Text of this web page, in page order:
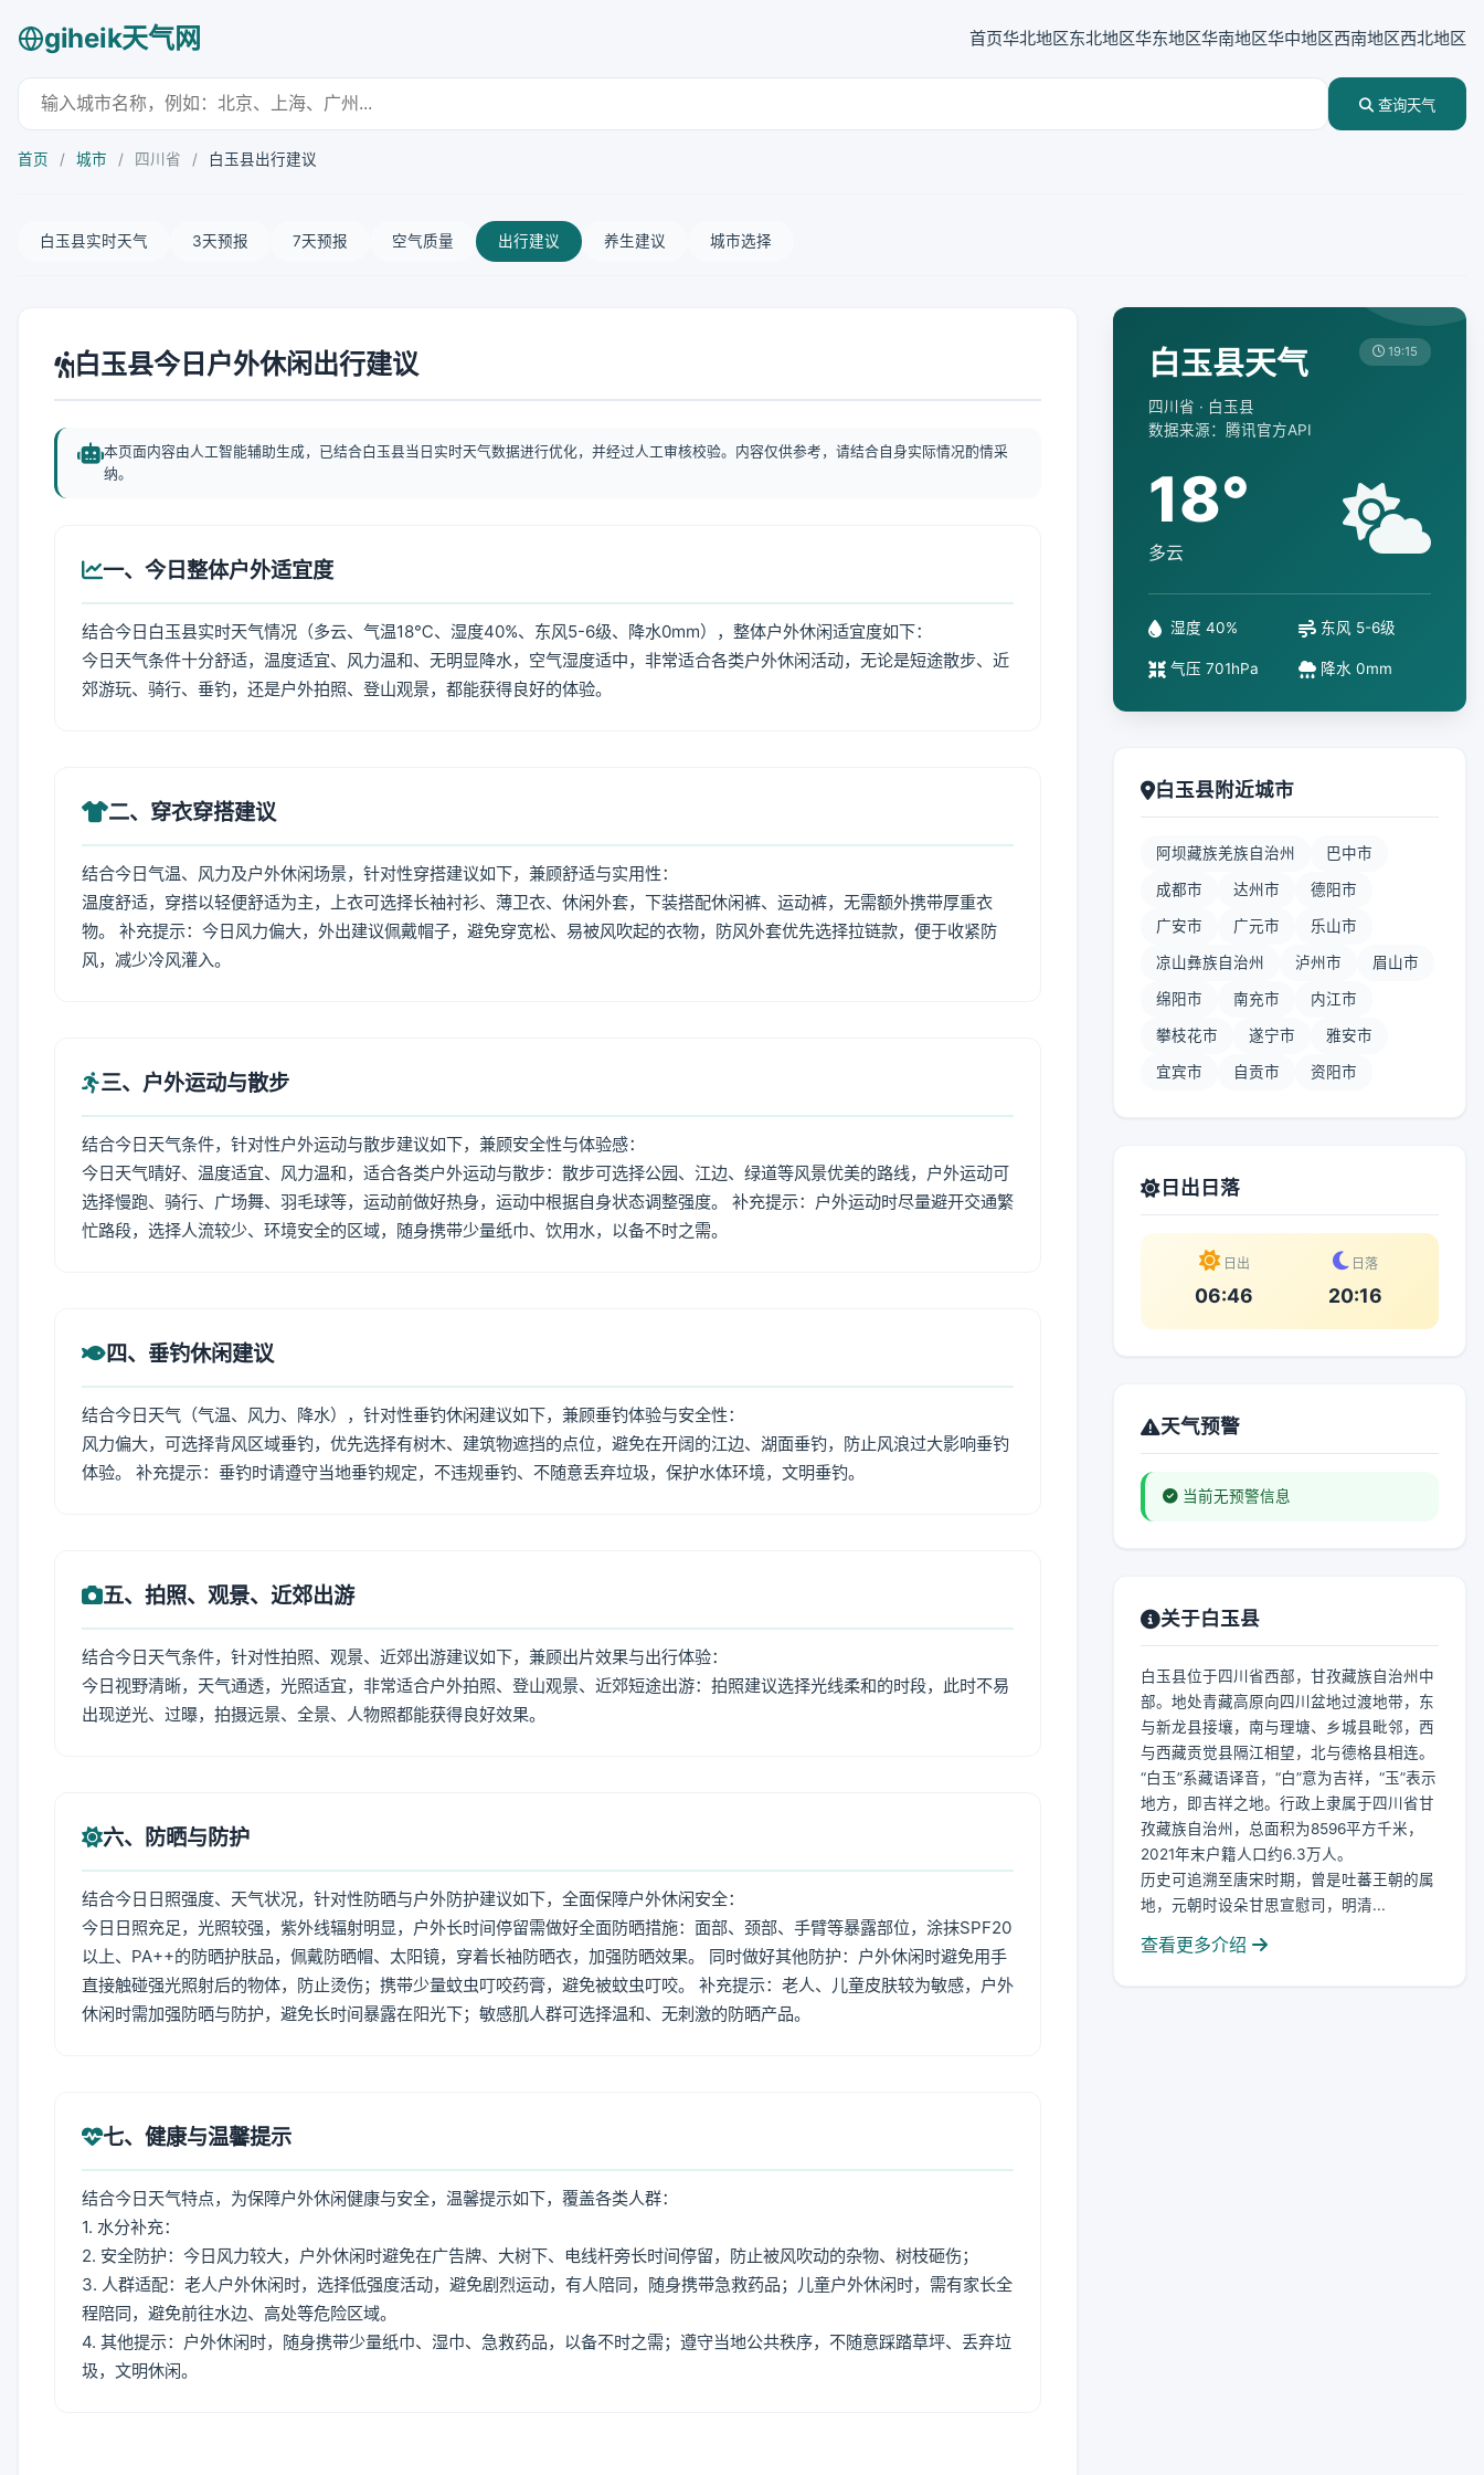
giheik天气网 首页华北地区东北地区华东地区华南地区华中地区西南地区西北地区
查询天气
首页 / 城市 / 四川省 / 白玉县出行建议
白玉县实时天气 3天预报 7天预报 空气质量 出行建议 养生建议 城市选择
白玉县今日户外休闲出行建议
本页面内容由人工智能辅助生成，已结合白玉县当日实时天气数据进行优化，并经过人工审核校验。内容仅供参考，请结合自身实际情况酌情采
纳。
一、今日整体户外适宜度
结合今日白玉县实时天气情况（多云、气温18℃、湿度40%、东风5-6级、降水0mm），整体户外休闲适宜度如下：
今日天气条件十分舒适，温度适宜、风力温和、无明显降水，空气湿度适中，非常适合各类户外休闲活动，无论是短途散步、近
郊游玩、骑行、垂钓，还是户外拍照、登山观景，都能获得良好的体验。
二、穿衣穿搭建议
结合今日气温、风力及户外休闲场景，针对性穿搭建议如下，兼顾舒适与实用性：
温度舒适，穿搭以轻便舒适为主，上衣可选择长袖衬衫、薄卫衣、休闲外套，下装搭配休闲裤、运动裤，无需额外携带厚重衣
物。 补充提示：今日风力偏大，外出建议佩戴帽子，避免穿宽松、易被风吹起的衣物，防风外套优先选择拉链款，便于收紧防
风，减少冷风灌入。
三、户外运动与散步
结合今日天气条件，针对性户外运动与散步建议如下，兼顾安全性与体验感：
今日天气晴好、温度适宜、风力温和，适合各类户外运动与散步：散步可选择公园、江边、绿道等风景优美的路线，户外运动可
选择慢跑、骑行、广场舞、羽毛球等，运动前做好热身，运动中根据自身状态调整强度。 补充提示：户外运动时尽量避开交通繁
忙路段，选择人流较少、环境安全的区域，随身携带少量纸巾、饮用水，以备不时之需。
四、垂钓休闲建议
结合今日天气（气温、风力、降水），针对性垂钓休闲建议如下，兼顾垂钓体验与安全性：
风力偏大，可选择背风区域垂钓，优先选择有树木、建筑物遮挡的点位，避免在开阔的江边、湖面垂钓，防止风浪过大影响垂钓
体验。 补充提示：垂钓时请遵守当地垂钓规定，不违规垂钓、不随意丢弃垃圾，保护水体环境，文明垂钓。
五、拍照、观景、近郊出游
结合今日天气条件，针对性拍照、观景、近郊出游建议如下，兼顾出片效果与出行体验：
今日视野清晰，天气通透，光照适宜，非常适合户外拍照、登山观景、近郊短途出游：拍照建议选择光线柔和的时段，此时不易
出现逆光、过曝，拍摄远景、全景、人物照都能获得良好效果。
六、防晒与防护
结合今日日照强度、天气状况，针对性防晒与户外防护建议如下，全面保障户外休闲安全：
今日日照充足，光照较强，紫外线辐射明显，户外长时间停留需做好全面防晒措施：面部、颈部、手臂等暴露部位，涂抹SPF20
以上、PA++的防晒护肤品，佩戴防晒帽、太阳镜，穿着长袖防晒衣，加强防晒效果。 同时做好其他防护：户外休闲时避免用手
直接触碰强光照射后的物体，防止烫伤；携带少量蚊虫叮咬药膏，避免被蚊虫叮咬。 补充提示：老人、儿童皮肤较为敏感，户外
休闲时需加强防晒与防护，避免长时间暴露在阳光下；敏感肌人群可选择温和、无刺激的防晒产品。
七、健康与温馨提示
结合今日天气特点，为保障户外休闲健康与安全，温馨提示如下，覆盖各类人群：
1. 水分补充：
2. 安全防护：今日风力较大，户外休闲时避免在广告牌、大树下、电线杆旁长时间停留，防止被风吹动的杂物、树枝砸伤；
3. 人群适配：老人户外休闲时，选择低强度活动，避免剧烈运动，有人陪同，随身携带急救药品；儿童户外休闲时，需有家长全
程陪同，避免前往水边、高处等危险区域。
4. 其他提示：户外休闲时，随身携带少量纸巾、湿巾、急救药品，以备不时之需；遵守当地公共秩序，不随意踩踏草坪、丢弃垃
圾，文明休闲。
白玉县天气
四川省 · 白玉县
数据来源：腾讯官方API
19:15
18°
多云
湿度 40% 东风 5-6级
气压 701hPa 降水 0mm
白玉县附近城市
阿坝藏族羌族自治州 巴中市
成都市 达州市 德阳市
广安市 广元市 乐山市
凉山彝族自治州 泸州市 眉山市
绵阳市 南充市 内江市
攀枝花市 遂宁市 雅安市
宜宾市 自贡市 资阳市
日出日落
日出
06:46
日落
20:16
天气预警
当前无预警信息
关于白玉县
白玉县位于四川省西部，甘孜藏族自治州中
部。地处青藏高原向四川盆地过渡地带，东
与新龙县接壤，南与理塘、乡城县毗邻，西
与西藏贡觉县隔江相望，北与德格县相连。
“白玉”系藏语译音，“白”意为吉祥，“玉”表示
地方，即吉祥之地。行政上隶属于四川省甘
孜藏族自治州，总面积为8596平方千米，
2021年末户籍人口约6.3万人。
历史可追溯至唐宋时期，曾是吐蕃王朝的属
地，元朝时设朵甘思宣慰司，明清...
查看更多介绍